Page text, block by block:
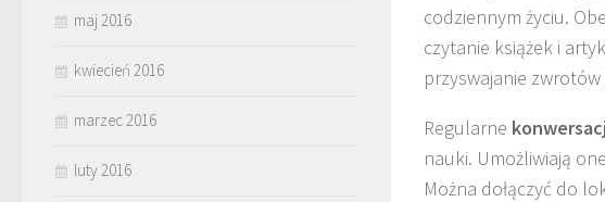
codziennym życiu.
czytanie książek i
przyswajanie
Regularne
nauki. Umożliwiają
Można dołączyć do
maj 2016
kwiecień 2016
marzec 2016
luty 2016